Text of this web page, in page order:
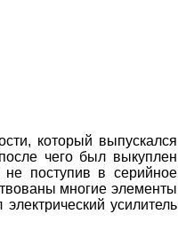
который выпускался
чего был выкуплен
поступив в серийное
многие элементы
усилитель